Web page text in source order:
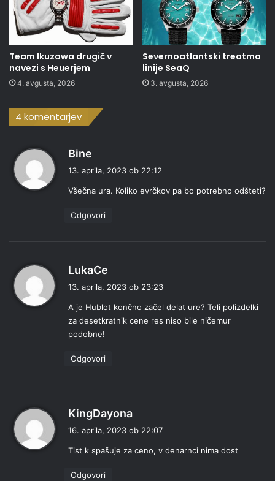
Team Ikuzawa drugič v
navezi s Heuerjem
4. avgusta, 2026
Severnoatlantski treatma
linije SeaQ
3. avgusta, 2026
4 komentarjev
Bine
v
:
13. aprila, 2023 ob 22:12
Všečna ura. Koliko evrčkov pa bo potrebno odšteti?
Odgovori
LukaCe
v
i
13. aprila, 2023 ob 23:23
A je Hublot končno začel delat ure? Teli polizdelki
za desetkratnik cene res niso bile ničemur
podobne!
Odgovori
KingDayona
v
16. aprila, 2023 ob 22:07
Tist k spašuje za ceno, v denarnci nima dost
Odgovori